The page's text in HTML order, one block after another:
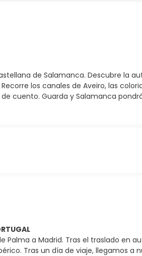
de Salamanca. Descubre la
los canales de Aveiro, las
cuento. Guarda y Salamanca
Palma a Madrid. Tras el traslado en
Tras un día de viaje, llegamos